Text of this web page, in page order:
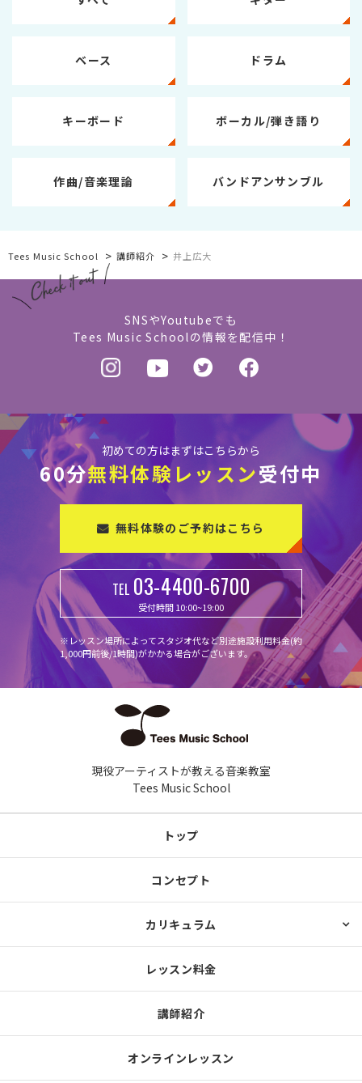
ベース ドラム
キーボード ボーカル/弾き語り
作曲/音楽理論 バンドアンサンブル
Tees Music School > 講師紹介 > 井上広大
SNSやYoutubeでも
Tees Music Schoolの情報を配信中！
初めての方はまずはこちらから
60分無料体験レッスン受付中
無料体験のご予約はこちら
TEL 03-4400-6700
受付時間 10:00~19:00
※レッスン場所によってスタジオ代など別途施設利用料金(約
1,000円前後/1時間)がかかる場合がございます。
現役アーティストが教える音楽教室
Tees Music School
トップ
コンセプト
カリキュラム
レッスン料金
講師紹介
オンラインレッスン